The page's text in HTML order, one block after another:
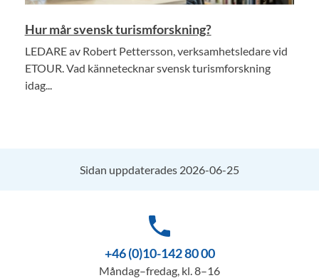
Hur mår svensk turismforskning?
LEDARE av Robert Pettersson, verksamhetsledare vid
ETOUR. Vad kännetecknar svensk turismforskning
idag...
Sidan uppdaterades 2026-06-25
phone
+46 (0)10-142 80 00
Måndag–fredag, kl. 8–16